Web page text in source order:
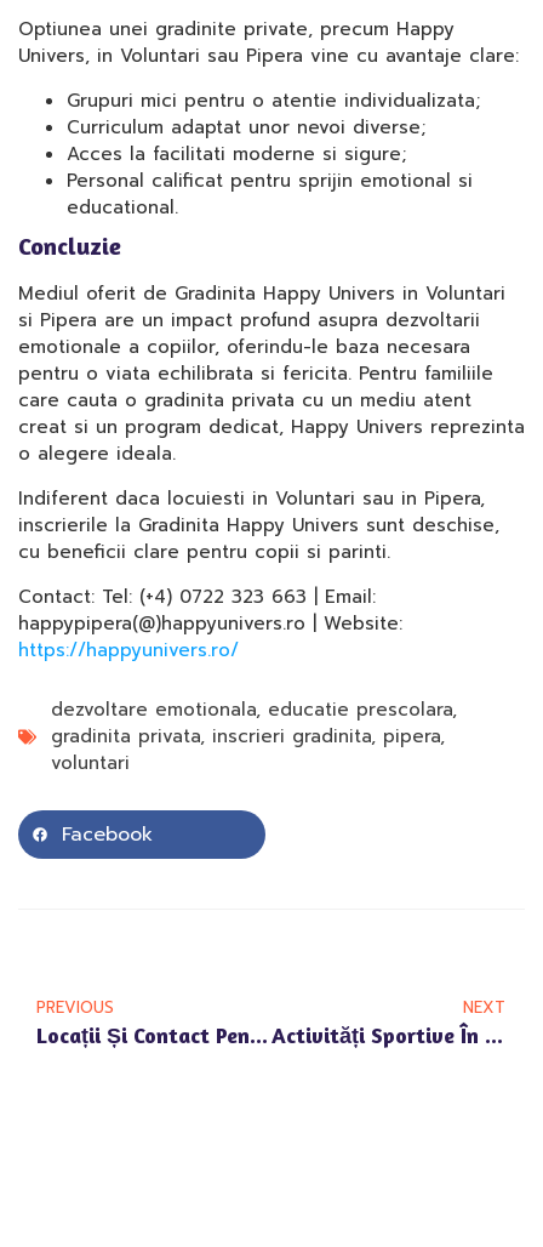
Optiunea unei gradinite private, precum Happy
Univers, in Voluntari sau Pipera vine cu avantaje clare:
Grupuri mici pentru o atentie individualizata;
Curriculum adaptat unor nevoi diverse;
Acces la facilitati moderne si sigure;
Personal calificat pentru sprijin emotional si
educational.
Concluzie
Mediul oferit de Gradinita Happy Univers in Voluntari
si Pipera are un impact profund asupra dezvoltarii
emotionale a copiilor, oferindu-le baza necesara
pentru o viata echilibrata si fericita. Pentru familiile
care cauta o gradinita privata cu un mediu atent
creat si un program dedicat, Happy Univers reprezinta
o alegere ideala.
Indiferent daca locuiesti in Voluntari sau in Pipera,
inscrierile la Gradinita Happy Univers sunt deschise,
cu beneficii clare pentru copii si parinti.
Contact: Tel: (+4) 0722 323 663 | Email:
happypipera(@)happyunivers.ro | Website:
https://happyunivers.ro/
dezvoltare emotionala, educatie prescolara,
gradinita privata, inscrieri gradinita, pipera,
voluntari
Facebook
PREVIOUS
Locații Și Contact Pentru Grădinița Privată Happy Univers Din Pipera
NEXT
Activități Sportive În Cadrul Grădiniței Private Happy Univers Pipera